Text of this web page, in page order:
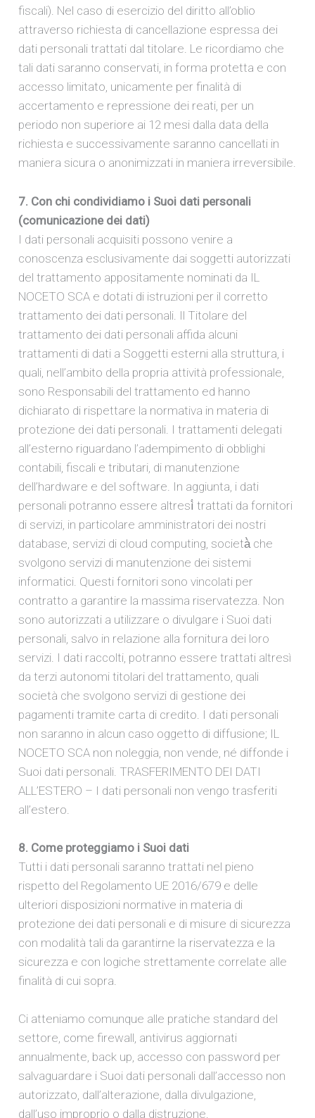
fiscali). Nel caso di esercizio del diritto all’oblio
attraverso richiesta di cancellazione espressa dei
dati personali trattati dal titolare. Le ricordiamo che
tali dati saranno conservati, in forma protetta e con
accesso limitato, unicamente per finalità di
accertamento e repressione dei reati, per un
periodo non superiore ai 12 mesi dalla data della
richiesta e successivamente saranno cancellati in
maniera sicura o anonimizzati in maniera irreversibile.
7. Con chi condividiamo i Suoi dati personali
(comunicazione dei dati)
I dati personali acquisiti possono venire a
conoscenza esclusivamente dai soggetti autorizzati
del trattamento appositamente nominati da IL
NOCETO SCA e dotati di istruzioni per il corretto
trattamento dei dati personali. Il Titolare del
trattamento dei dati personali affida alcuni
trattamenti di dati a Soggetti esterni alla struttura, i
quali, nell’ambito della propria attività professionale,
sono Responsabili del trattamento ed hanno
dichiarato di rispettare la normativa in materia di
protezione dei dati personali. I trattamenti delegati
all’esterno riguardano l’adempimento di obblighi
contabili, fiscali e tributari, di manutenzione
dell’hardware e del software. In aggiunta, i dati
personali potranno essere altresì̀ trattati da fornitori
di servizi, in particolare amministratori dei nostri
database, servizi di cloud computing, società̀ che
svolgono servizi di manutenzione dei sistemi
informatici. Questi fornitori sono vincolati per
contratto a garantire la massima riservatezza. Non
sono autorizzati a utilizzare o divulgare i Suoi dati
personali, salvo in relazione alla fornitura dei loro
servizi. I dati raccolti, potranno essere trattati altresì
da terzi autonomi titolari del trattamento, quali
società che svolgono servizi di gestione dei
pagamenti tramite carta di credito. I dati personali
non saranno in alcun caso oggetto di diffusione; IL
NOCETO SCA non noleggia, non vende, né diffonde i
Suoi dati personali. TRASFERIMENTO DEI DATI
ALL’ESTERO – I dati personali non vengo trasferiti
all’estero.
8. Come proteggiamo i Suoi dati
Tutti i dati personali saranno trattati nel pieno
rispetto del Regolamento UE 2016/679 e delle
ulteriori disposizioni normative in materia di
protezione dei dati personali e di misure di sicurezza
con modalità tali da garantirne la riservatezza e la
sicurezza e con logiche strettamente correlate alle
finalità di cui sopra.
Ci atteniamo comunque alle pratiche standard del
settore, come firewall, antivirus aggiornati
annualmente, back up, accesso con password per
salvaguardare i Suoi dati personali dall’accesso non
autorizzato, dall’alterazione, dalla divulgazione,
dall’uso improprio o dalla distruzione.